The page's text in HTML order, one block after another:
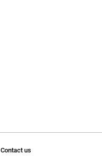
Contact us